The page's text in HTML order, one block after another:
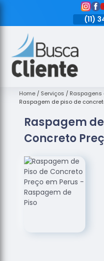
(11)
Assoalhos
de Madeira
Madeira
Empresas
Assoalhos
de Madeira
Loja de
Assoalhos
Assoalhos
Home Serviços Raspagens
Raspagem de piso de
Raspagem
Concreto